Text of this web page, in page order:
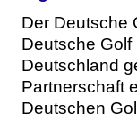
Der Deutsche
Deutsche Golf
Deutschland
Partnerschaft
Deutschen